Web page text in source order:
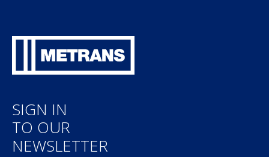
SIGN IN
TO OUR
NEWSLETTER